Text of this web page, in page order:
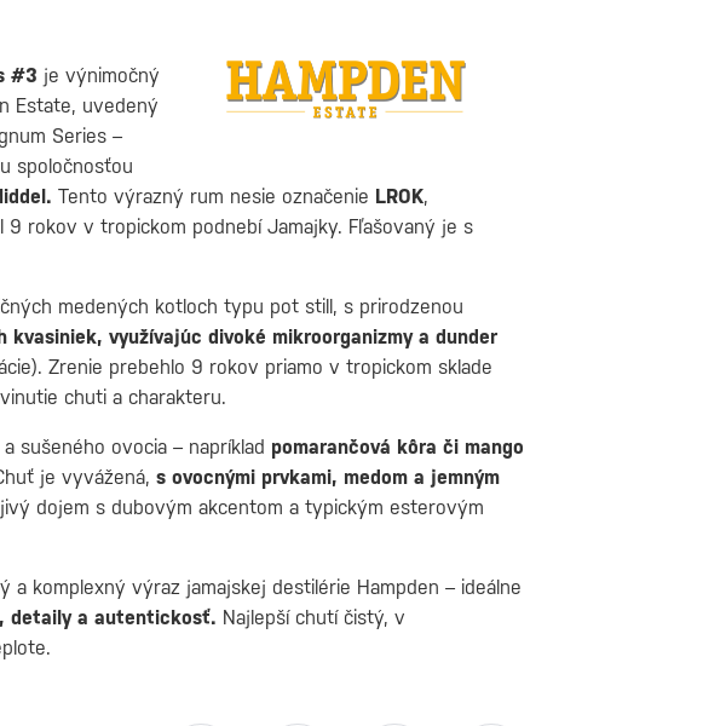
#3 je výnimočný
Estate, uvedený
Series –
spoločnosťou
Tento výrazný rum nesie označenie LROK,
9 rokov v tropickom podnebí Jamajky. Fľašovaný je s
medených kotloch typu pot still, s prirodzenou
kvasiniek, využívajúc divoké mikroorganizmy a dunder
Zrenie prebehlo 9 rokov priamo v tropickom sklade
chuti a charakteru.
sušeného ovocia – napríklad pomarančová kôra či mango
je vyvážená, s ovocnými prvkami, medom a jemným
dojem s dubovým akcentom a typickým esterovým
a komplexný výraz jamajskej destilérie Hampden – ideálne
detaily a autentickosť. Najlepší chutí čistý, v